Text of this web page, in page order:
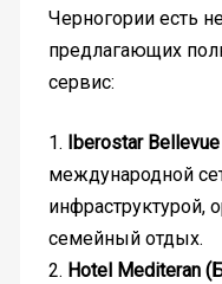
Черногории есть
предлагающих
сервис:
1. Iberostar
международной
инфраструктурой,
семейный отдых.
2. Hotel Mediteran